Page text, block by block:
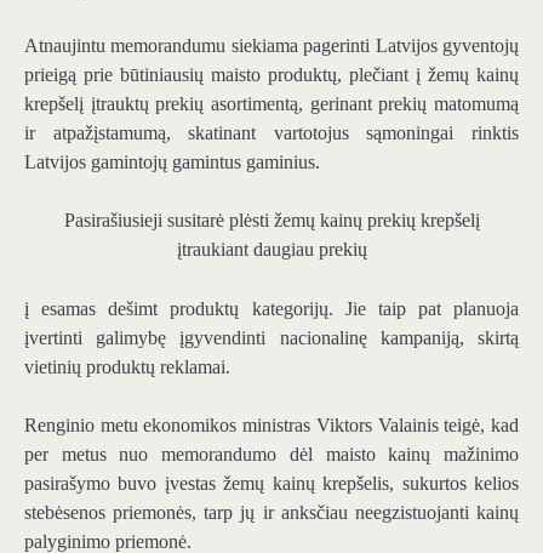
Atnaujintu memorandumu siekiama pagerinti Latvijos gyventojų
prieigą prie būtiniausių maisto produktų, plečiant į žemų kainų
krepšelį įtrauktų prekių asortimentą, gerinant prekių matomumą
ir atpažįstamumą, skatinant vartotojus sąmoningai rinktis
Latvijos gamintojų gamintus gaminius.
Pasirašiusieji susitarė plėsti žemų kainų prekių krepšelį
įtraukiant daugiau prekių
į esamas dešimt produktų kategorijų. Jie taip pat planuoja
įvertinti galimybę įgyvendinti nacionalinę kampaniją, skirtą
vietinių produktų reklamai.
Renginio metu ekonomikos ministras Viktors Valainis teigė, kad
per metus nuo memorandumo dėl maisto kainų mažinimo
pasirašymo buvo įvestas žemų kainų krepšelis, sukurtos kelios
stebėsenos priemonės, tarp jų ir anksčiau neegzistuojanti kainų
palyginimo priemonė.